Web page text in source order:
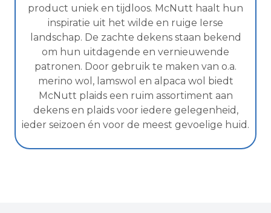
product uniek en tijdloos. McNutt haalt hun
inspiratie uit het wilde en ruige Ierse
landschap. De zachte dekens staan bekend
om hun uitdagende en vernieuwende
patronen. Door gebruik te maken van o.a.
merino wol, lamswol en alpaca wol biedt
McNutt plaids een ruim assortiment aan
dekens en plaids voor iedere gelegenheid,
ieder seizoen én voor de meest gevoelige huid.